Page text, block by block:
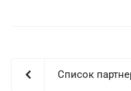
Список